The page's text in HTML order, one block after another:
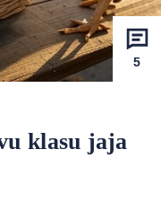
5
klasu jaja